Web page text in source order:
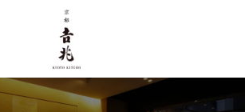
夫 コラム